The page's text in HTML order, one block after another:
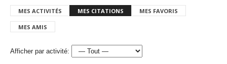
MES ACTIVITÉS MES CITATIONS MES FAVORIS
MES AMIS
Afficher par activité: